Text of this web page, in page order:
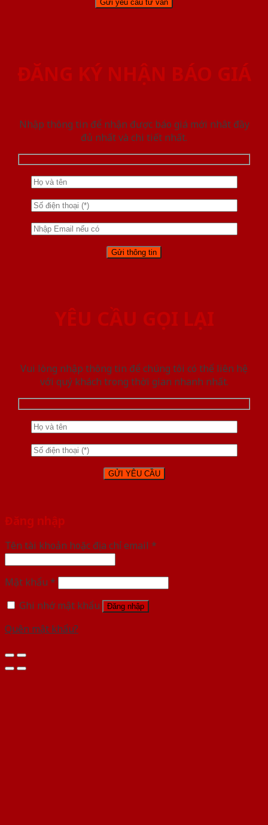
ĐĂNG KÝ NHẬN BÁO GIÁ
Nhập thông tin để nhận được báo giá mới nhât đầy
đủ nhất và chi tiết nhất.
YÊU CẦU GỌI LẠI
Vui lòng nhập thông tin để chúng tôi có thể liên hệ
với quý khách trong thời gian nhanh nhất.
Đăng nhập
Tên tài khoản hoặc địa chỉ email *
Mật khẩu *
Ghi nhớ mật khẩu
Đăng nhập
Quên mật khẩu?